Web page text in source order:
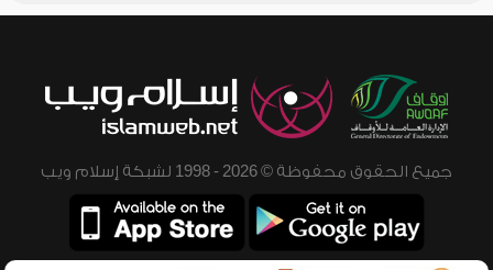
جميع الحقوق محفوظة © 2026 - 1998 لشبكة إسلام ويب